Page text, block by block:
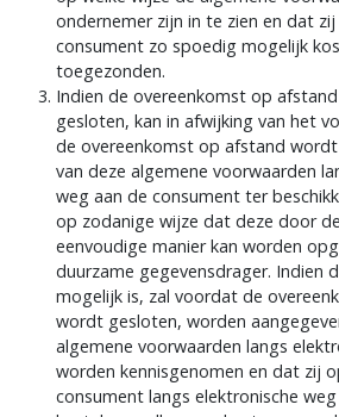
op welke wijze de algemene
ondernemer zijn in te zien en dat
consument zo spoedig mogelijk
toegezonden.
Indien de overeenkomst op
gesloten, kan in afwijking van het
de overeenkomst op afstand
van deze algemene voorwaarden
weg aan de consument ter
op zodanige wijze dat deze door
eenvoudige manier kan worden
duurzame gegevensdrager. Indien
mogelijk is, zal voordat de
wordt gesloten, worden
algemene voorwaarden langs
worden kennisgenomen en dat zij
consument langs elektronische